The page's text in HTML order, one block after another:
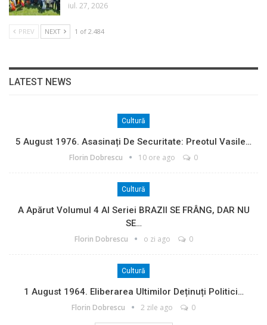
iul. 27, 2026
PREV NEXT 1 of 2.484
LATEST NEWS
Cultură
5 August 1976. Asasinați De Securitate: Preotul Vasile…
Florin Dobrescu 10 ore ago 0
Cultură
A Apărut Volumul 4 Al Seriei BRAZII SE FRÂNG, DAR NU
SE…
Florin Dobrescu o zi ago 0
Cultură
1 August 1964. Eliberarea Ultimilor Deținuți Politici…
Florin Dobrescu 2 zile ago 0